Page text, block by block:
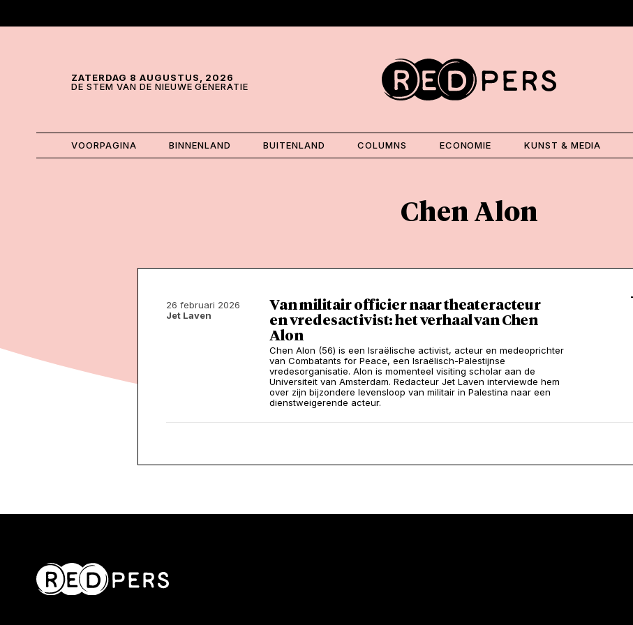
ZATERDAG 8 AUGUSTUS, 2026
DE STEM VAN DE NIEUWE GENERATIE
VOORPAGINA BINNENLAND BUITENLAND COLUMNS ECONOMIE KUNST & MEDIA
Chen Alon
26 februari 2026
Jet Laven
Van militair officier naar theateracteur
en vredesactivist: het verhaal van Chen
Alon
Chen Alon (56) is een Israëlische activist, acteur en medeoprichter
van Combatants for Peace, een Israëlisch-Palestijnse
vredesorganisatie. Alon is momenteel visiting scholar aan de
Universiteit van Amsterdam. Redacteur Jet Laven interviewde hem
over zijn bijzondere levensloop van militair in Palestina naar een
dienstweigerende acteur.